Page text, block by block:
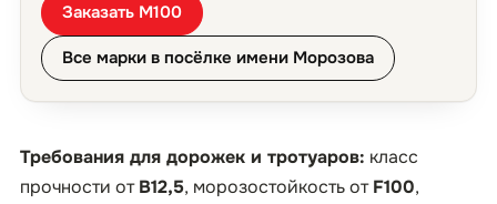
Заказать М100
Все марки в посёлке имени Морозова
Требования для дорожек и тротуаров: класс
прочности отB12,5, морозостойкость отF100,